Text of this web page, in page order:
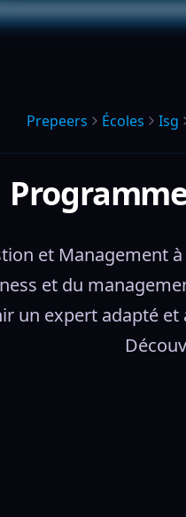
Prepeers Écoles Isg
et
et du
un expert adapté